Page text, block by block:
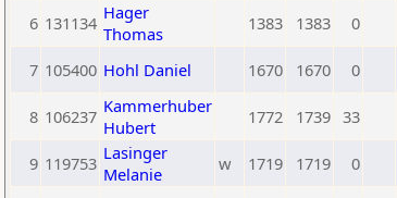
6 131134 Hager
Thomas
1383 1383 0
7 105400 Hohl Daniel 1670 1670 0
8 106237 Kammerhuber
Hubert
1772 1739 33
9 119753 Lasinger
Melanie
w 1719 1719 0